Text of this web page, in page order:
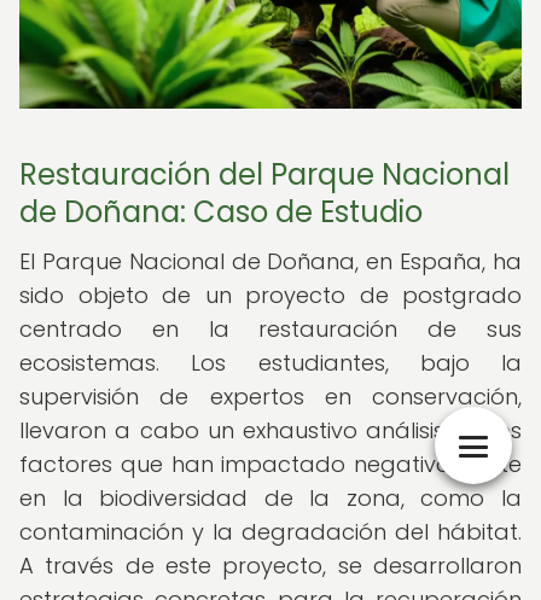
Restauración del Parque Nacional
de Doñana: Caso de Estudio
El Parque Nacional de Doñana, en España, ha
sido objeto de un proyecto de postgrado
centrado en la restauración de sus
ecosistemas. Los estudiantes, bajo la
supervisión de expertos en conservación,
llevaron a cabo un exhaustivo análisis de los
factores que han impactado negativamente
en la biodiversidad de la zona, como la
contaminación y la degradación del hábitat.
A través de este proyecto, se desarrollaron